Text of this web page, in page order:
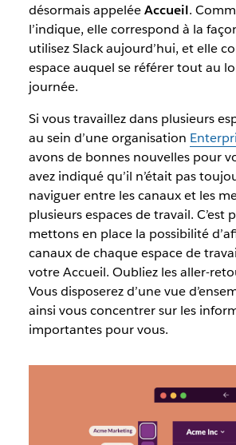
désormais appeléeAccueil.
l’indique, elle correspond à la
utilisez Slack aujourd’hui, et elle
espace auquel se référer tout au
journée.
Si vous travaillez dans plusieurs
au sein d’une organisation
avons de bonnes nouvelles pour
avez indiqué qu’il n’était pas
naviguer entre les canaux et les
plusieurs espaces de travail. C’est
mettons en place la possibilité
canaux de chaque espace de
votre Accueil. Oubliez les aller-
Vous disposerez d’une vue
ainsi vous concentrer sur les
importantes pour vous.